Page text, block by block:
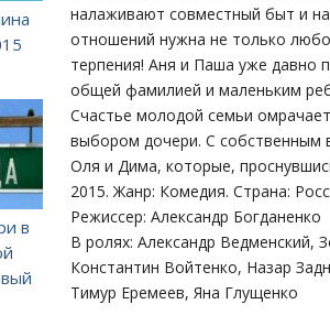
налаживают совместный быт и
отношений нужна не только
терпения! Аня и Паша уже давно
общей фамилией и маленьким
Счастье молодой семьи
выбором дочери. С собственным
Оля и Дима, которые,
2015. Жанр: Комедия. Страна:
Режиссер: Александр Богданенко
В ролях: Александр Ведменский,
Константин Войтенко, Назар
Тимур Еремеев, Яна Глущенко
в